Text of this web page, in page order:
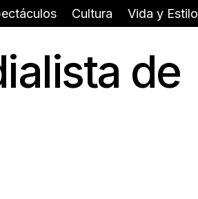
Cultura Vida y Estilo
de